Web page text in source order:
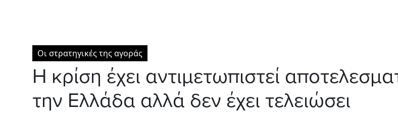
Οι στρατηγικές της αγοράς
Η κρίση έχει αντιμετωπιστεί
την Ελλάδα αλλά δεν έχει τελειώσει